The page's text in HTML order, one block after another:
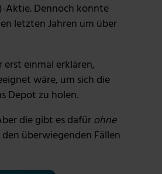
Aktie. Dennoch konnte
letzten Jahren um über
einmal erklären,
wäre, um sich die
Depot zu holen.
die gibt es dafür ohne
überwiegenden Fällen